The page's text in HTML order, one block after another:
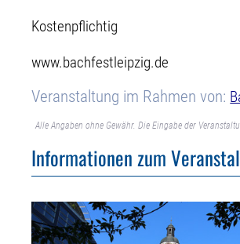
Kostenpflichtig
www.bachfestleipzig.de
Veranstaltung im Rahmen von:
Alle Angaben ohne Gewähr. Die Eingabe der
Informationen zum